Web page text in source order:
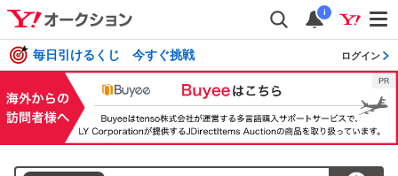
i
毎日引けるくじ 今すぐ挑戦 ログイン